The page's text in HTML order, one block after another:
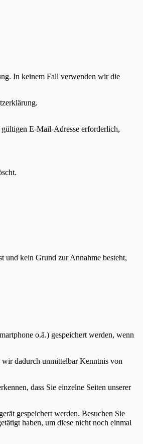
In keinem Fall verwenden wir die
E-Mail-Adresse erforderlich,
und kein Grund zur Annahme besteht,
o.ä.) gespeichert werden, wenn
wir dadurch unmittelbar Kenntnis von
dass Sie einzelne Seiten unserer
gespeichert werden. Besuchen Sie
haben, um diese nicht noch einmal